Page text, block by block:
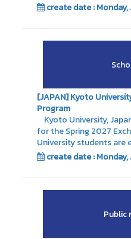
create date : Monday,
[JAPAN] Kyoto
Program
Kyoto University,
for the Spring 2027
University students are
create date : Monday,
Public